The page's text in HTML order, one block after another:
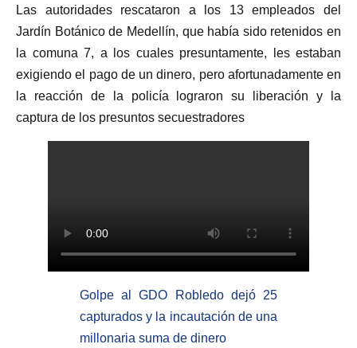
Las autoridades rescataron a los 13 empleados del
Jardín Botánico de Medellín, que había sido retenidos en
la comuna 7, a los cuales presuntamente, les estaban
exigiendo el pago de un dinero, pero afortunadamente en
la reacción de la policía lograron su liberación y la
captura de los presuntos secuestradores
Golpe al GDO Robledo dejó 25
capturados y la incautación de una
millonaria suma de dinero